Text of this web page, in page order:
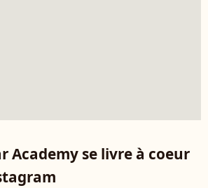
Academy se livre à coeur